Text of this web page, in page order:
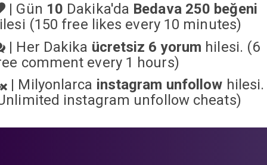
| Gün 10 Dakika'da Bedava 250 beğeni
(150 free likes every 10 minutes)
| Her Dakika ücretsiz 6 yorum hilesi. (6
comment every 1 hours)
| Milyonlarca instagram unfollow hilesi.
instagram unfollow cheats)